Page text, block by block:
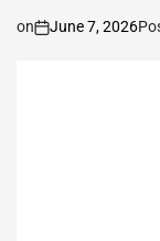
on June 7, 2026